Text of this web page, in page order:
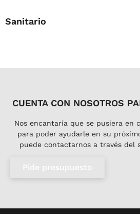
Sanitario
CUENTA CON NOSOTROS
Nos encantaría que se pusiera en
para poder ayudarle en su
puede contactarnos a través del
Pide presupuesto